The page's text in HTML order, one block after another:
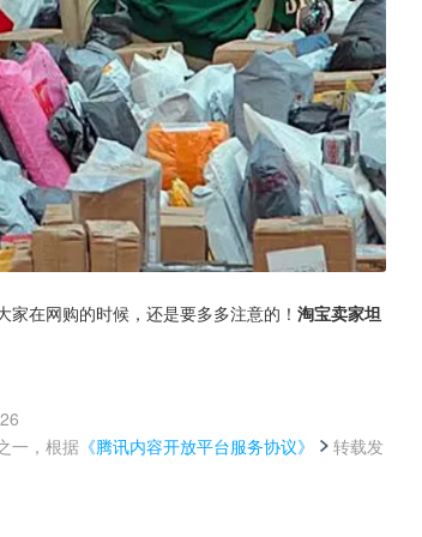
在网购的时候，还是要多多注意的！ 淘宝卖家坦
一，根据 《腾讯内容开放平台服务协议》
转载发